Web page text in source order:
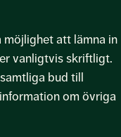
möjlighet att lämna in
vanligtvis skriftligt.
bud till
om övriga